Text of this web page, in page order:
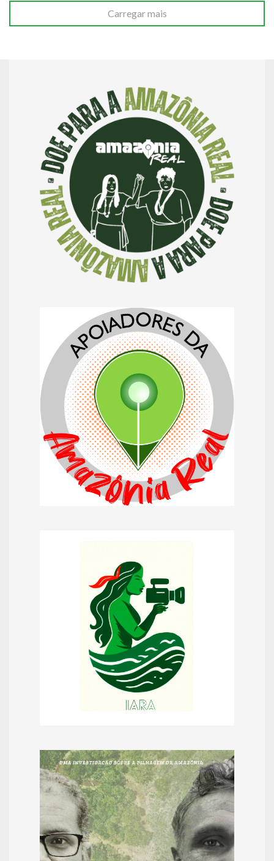
Carregar mais